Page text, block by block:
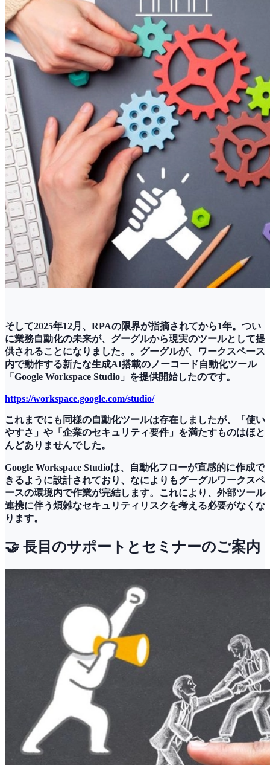
そして2025年12月、RPAの限界が指摘されてから1年。つい
に業務自動化の未来が、グーグルから現実のツールとして提
供されることになりました。。グーグルが、ワークスペース
内で動作する新たな生成AI搭載のノーコード自動化ツール
「Google Workspace Studio」を提供開始したのです。
https://workspace.google.com/studio/
これまでにも同様の自動化ツールは存在しましたが、「使い
やすさ」や「企業のセキュリティ要件」を満たすものはほと
んどありませんでした。
Google Workspace Studioは、自動化フローが直感的に作成で
きるように設計されており、なによりもグーグルワークスペ
ースの環境内で作業が完結します。これにより、外部ツール
連携に伴う煩雑なセキュリティリスクを考える必要がなくな
ります。
🤝 長目のサポートとセミナーのご案内